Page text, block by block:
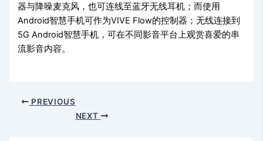
器与降噪麦克风，也可连线至蓝牙无线耳机；而使用
Android智慧手机可作为VIVE Flow的控制器；无线连接到
5G Android智慧手机，可在不同影音平台上观赏喜爱的串
流影音内容。
PREVIOUS
NEXT